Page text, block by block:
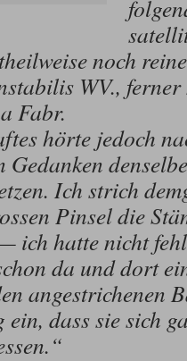
noch
WV., ferner
Fabr.
hörte jedoch
Gedanken
Ich strich
Pinsel die
hatte nicht
da und dort
angestrichenen
dass sie sich